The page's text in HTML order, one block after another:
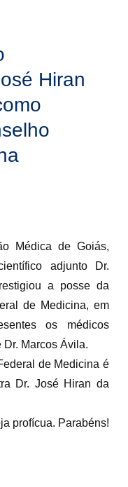
Hiran
Médica de Goiás,
adjunto Dr.
a posse da
de Medicina, em
os médicos
Marcos Ávila.
de Medicina é
Dr. José Hiran da
profícua. Parabéns!